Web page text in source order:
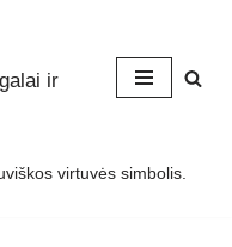
ir
virtuvės simbolis.